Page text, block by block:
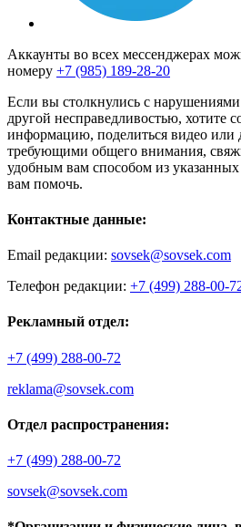
Аккаунты во всех мессенджерах
номеру +7 (985) 189-28-20
Если вы столкнулись с нарушениями
другой несправедливостью, хотите
информацию, поделиться видео или
требующими общего внимания,
удобным вам способом из
вам помочь.
Контактные данные:
Email редакции: sovsek@sovsek.com
Телефон редакции: +7 (499) 288-00-
Рекламный отдел:
+7 (499) 288-00-72
reklama@sovsek.com
Отдел распространения:
+7 (499) 288-00-72
sovsek@sovsek.com